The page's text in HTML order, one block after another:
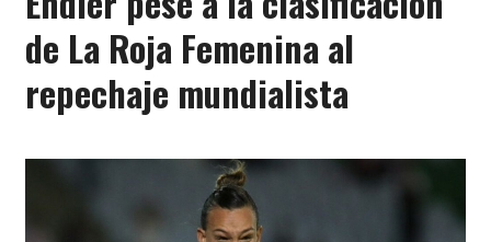
de La Roja Femenina al
repechaje mundialista